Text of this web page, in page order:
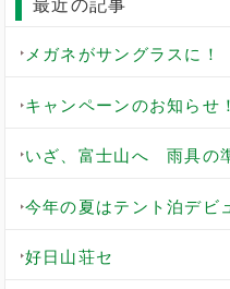
最近の記事
メガネがサングラスに！
キャンペーンのお知らせ！
いざ、富士山へ 雨具の
今年の夏はテント泊デビ
好日山荘セ